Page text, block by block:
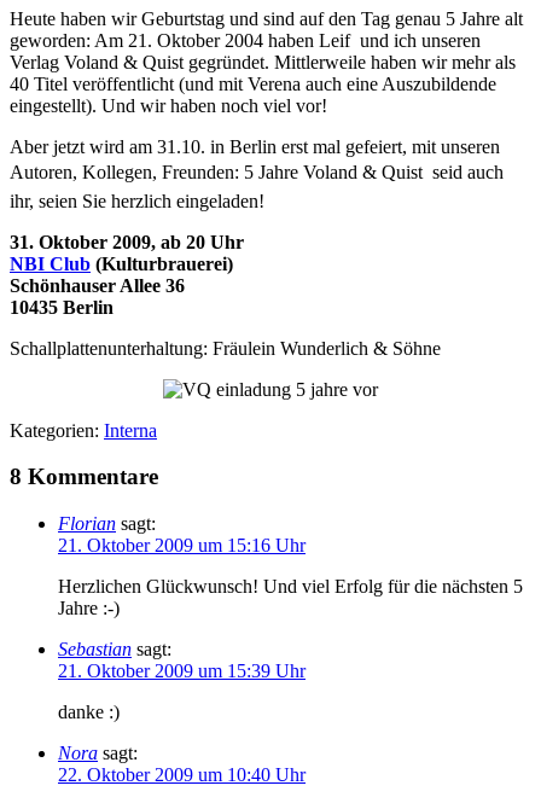
Heute haben wir Geburtstag und sind auf den Tag genau 5 Jahre alt
geworden: Am 21. Oktober 2004 haben Leif und ich unseren
Verlag Voland & Quist gegründet. Mittlerweile haben wir mehr als
40 Titel veröffentlicht (und mit Verena auch eine Auszubildende
eingestellt). Und wir haben noch viel vor!
Aber jetzt wird am 31.10. in Berlin erst mal gefeiert, mit unseren
Autoren, Kollegen, Freunden: 5 Jahre Voland & Quist  seid auch
ihr, seien Sie herzlich eingeladen!
31. Oktober 2009, ab 20 Uhr
NBI Club (Kulturbrauerei)
Schönhauser Allee 36
10435 Berlin
Schallplattenunterhaltung: Fräulein Wunderlich & Söhne
Kategorien: Interna
8 Kommentare
Florian sagt:
21. Oktober 2009 um 15:16 Uhr
Herzlichen Glückwunsch! Und viel Erfolg für die nächsten 5
Jahre :-)
Sebastian sagt:
21. Oktober 2009 um 15:39 Uhr
danke :)
Nora sagt:
22. Oktober 2009 um 10:40 Uhr